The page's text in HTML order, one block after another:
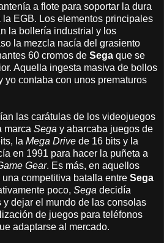
a flote para soportar la dura
EGB. Los elementos principales
la bollería industrial y los
la mezcla nacía del grasiento
60 cromos de Sega que se
Aquella ingesta masiva de bollos
yo contaba con unos prematuros
las carátulas de los videojuegos
marca Sega y abarcaba juegos de
la Mega Drive de 16 bits y la
en 1991 para hacer la puñeta a
Gear. Es más, en aquellos
competitiva batalla entre Sega
poco, Sega decidía
dejar el mundo de las consolas
de juegos para teléfonos
adaptarse al mercado.